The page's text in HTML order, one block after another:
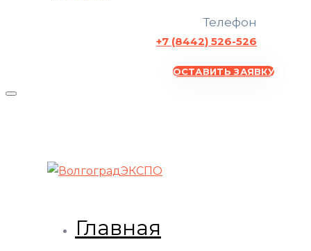
Телефон
+7 (8442) 526-526
ОСТАВИТЬ ЗАЯВКУ
Главная